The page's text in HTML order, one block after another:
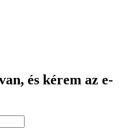
és kérem az e-